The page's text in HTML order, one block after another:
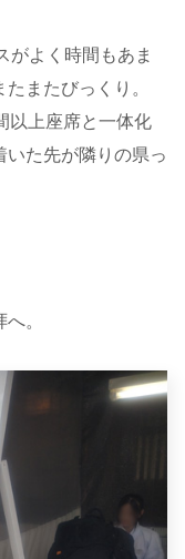
がよく時間もあま
またびっくり。
以上座席と一体化
いた先が隣りの県っ
へ。